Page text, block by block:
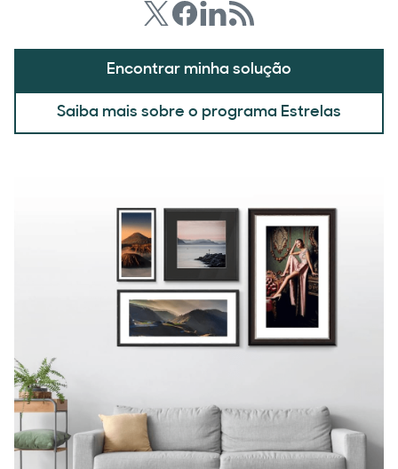
Encontrar minha solução
Saiba mais sobre o programa Estrelas